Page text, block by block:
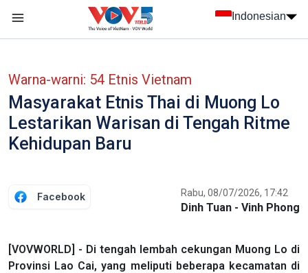
Indonesian
Warna-warni: 54 Etnis Vietnam
Masyarakat Etnis Thai di Muong Lo
Lestarikan Warisan di Tengah Ritme
Kehidupan Baru
Facebook Rabu, 08/07/2026, 17:42
Dinh Tuan - Vinh Phong
[VOVWORLD] - Di tengah lembah cekungan Muong Lo di
Provinsi Lao Cai, yang meliputi beberapa kecamatan di